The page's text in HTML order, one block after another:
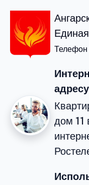
Телефон
адресу
дом 11